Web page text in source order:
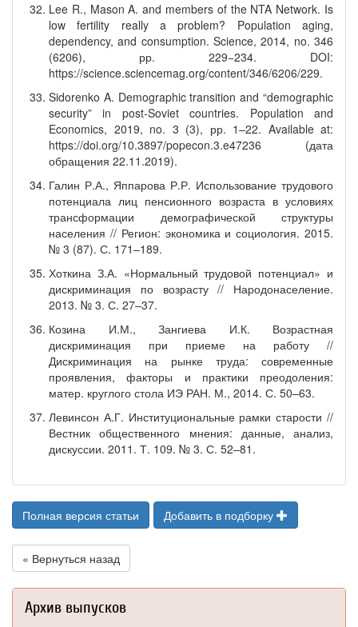
Lee R., Mason A. and members of the NTA Network. Is
low fertility really a problem? Population aging,
dependency, and consumption. Science, 2014, no. 346
(6206), рр. 229−234. DOI:
https://science.sciencemag.org/content/346/6206/229.
Sidorenko A. Demographic transition and “demographic
security” in post-Soviet countries. Population and
Economics, 2019, no. 3 (3), рр. 1–22. Available at:
https://doi.org/10.3897/popecon.3.e47236 (дата
обращения 22.11.2019).
Галин Р.А., Яппарова Р.Р. Использование трудового
потенциала лиц пенсионного возраста в условиях
трансформации демографической структуры
населения // Регион: экономика и социология. 2015.
№ 3 (87). С. 171–189.
Хоткина З.А. «Нормальный трудовой потенциал» и
дискриминация по возрасту // Народонаселение.
2013. № 3. С. 27–37.
Козина И.М., Зангиева И.К. Возрастная
дискриминация при приеме на работу //
Дискриминация на рынке труда: современные
проявления, факторы и практики преодоления:
матер. круглого стола ИЭ РАН. М., 2014. С. 50–63.
Левинсон А.Г. Институциональные рамки старости //
Вестник общественного мнения: данные, анализ,
дискуссии. 2011. Т. 109. № 3. С. 52–81.
Полная версия статьи Добавить в подборку
« Вернуться назад
Архив выпусков